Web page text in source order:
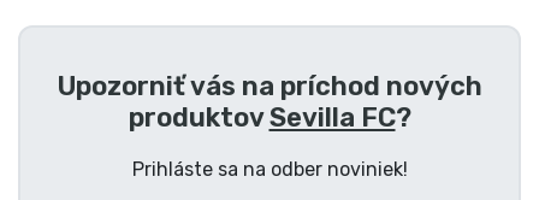
Upozorniť vás na príchod nových
produktovSevilla FC?
Prihláste sa na odber noviniek!
Zoradiť podľa hudby
Typy výrobkov